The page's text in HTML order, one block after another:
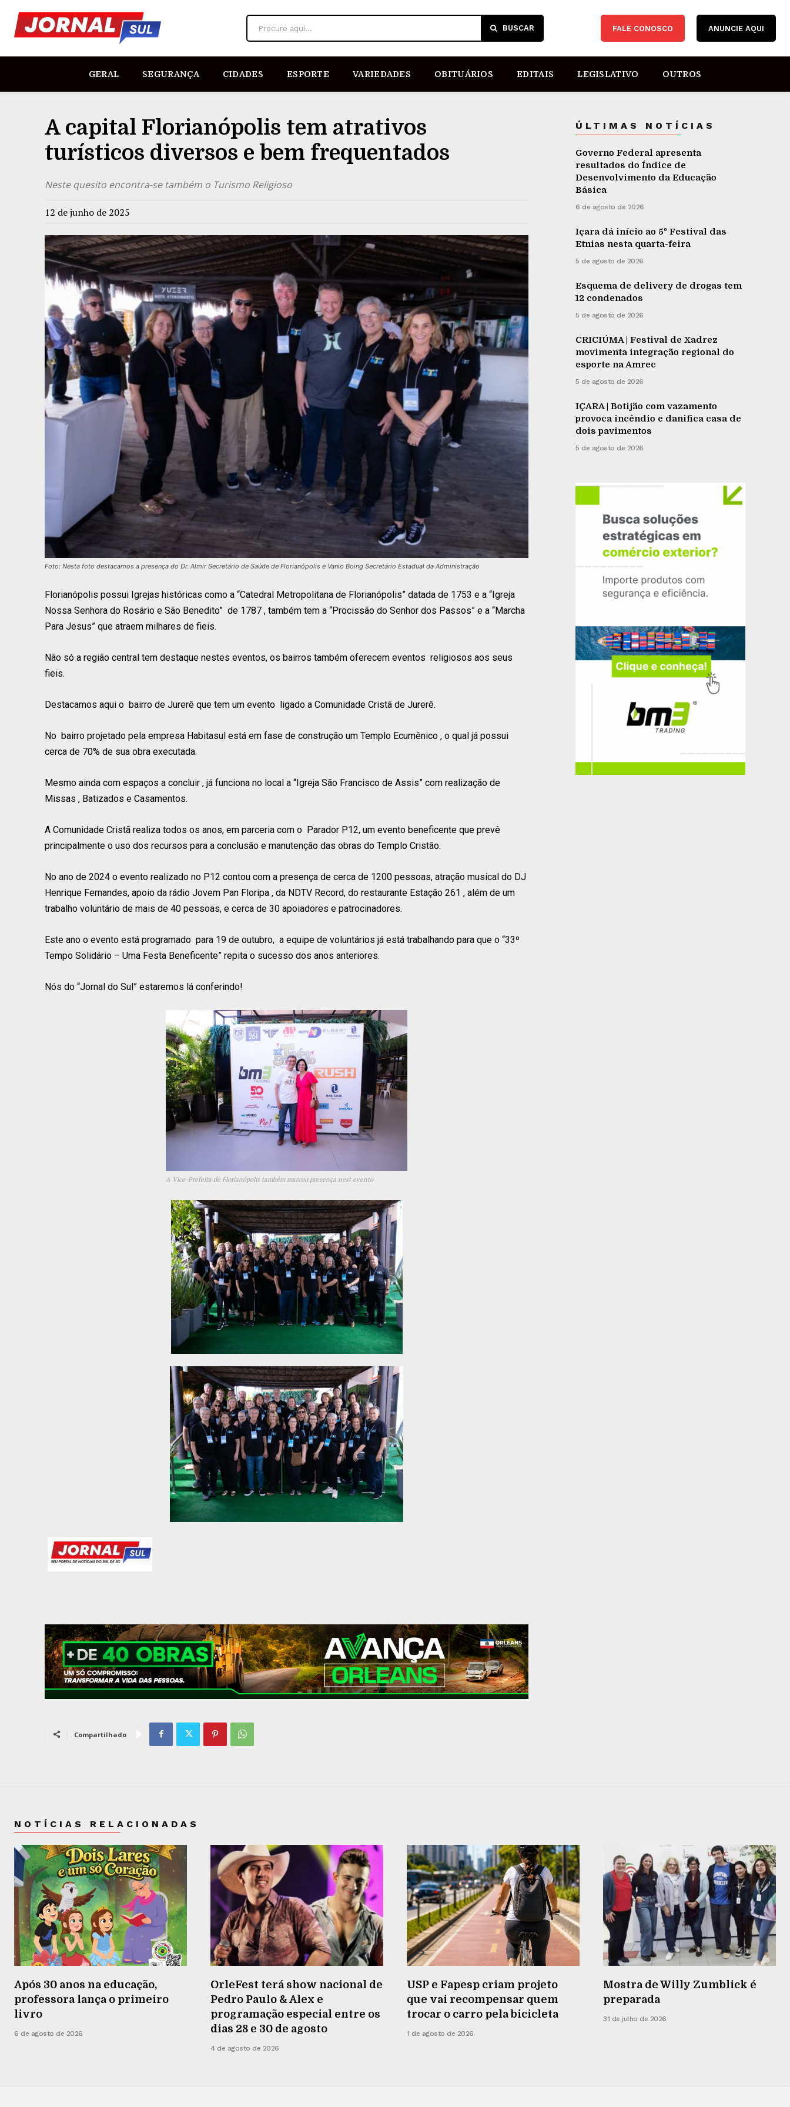
Procure aqui... BUSCAR FALE CONOSCO ANUNCIE AQUI
GERAL SEGURANÇA CIDADES ESPORTE VARIEDADES OBITUÁRIOS EDITAIS LEGISLATIVO OUTROS
A capital Florianópolis tem atrativos
turísticos diversos e bem frequentados
Neste quesito encontra-se também o Turismo Religioso
12 de junho de 2025
Foto: Nesta foto destacamos a presença do Dr. Almir Secretário de Saúde de Florianópolis e Vanio Boing Secretário Estadual da Administração
Florianópolis possui Igrejas históricas como a “Catedral Metropolitana de Florianópolis” datada de 1753 e a “Igreja
Nossa Senhora do Rosário e São Benedito” de 1787 , também tem a “Procissão do Senhor dos Passos” e a “Marcha
Para Jesus” que atraem milhares de fieis.
Não só a região central tem destaque nestes eventos, os bairros também oferecem eventos religiosos aos seus
fieis.
Destacamos aqui o bairro de Jurerê que tem um evento ligado a Comunidade Cristã de Jurerê.
No bairro projetado pela empresa Habitasul está em fase de construção um Templo Ecumênico , o qual já possui
cerca de 70% de sua obra executada.
Mesmo ainda com espaços a concluir , já funciona no local a “Igreja São Francisco de Assis” com realização de
Missas , Batizados e Casamentos.
A Comunidade Cristã realiza todos os anos, em parceria com o Parador P12, um evento beneficente que prevê
principalmente o uso dos recursos para a conclusão e manutenção das obras do Templo Cristão.
No ano de 2024 o evento realizado no P12 contou com a presença de cerca de 1200 pessoas, atração musical do DJ
Henrique Fernandes, apoio da rádio Jovem Pan Floripa , da NDTV Record, do restaurante Estação 261 , além de um
trabalho voluntário de mais de 40 pessoas, e cerca de 30 apoiadores e patrocinadores.
Este ano o evento está programado para 19 de outubro, a equipe de voluntários já está trabalhando para que o “33º
Tempo Solidário – Uma Festa Beneficente” repita o sucesso dos anos anteriores.
Nós do “Jornal do Sul” estaremos lá conferindo!
A Vice-Prefeita de Florianópolis também marcou presença nest evento
Compartilhado
ÚLTIMAS NOTÍCIAS
Governo Federal apresenta
resultados do Índice de
Desenvolvimento da Educação
Básica
6 de agosto de 2026
Içara dá início ao 5º Festival das
Etnias nesta quarta-feira
5 de agosto de 2026
Esquema de delivery de drogas tem
12 condenados
5 de agosto de 2026
CRICIÚMA | Festival de Xadrez
movimenta integração regional do
esporte na Amrec
5 de agosto de 2026
IÇARA | Botijão com vazamento
provoca incêndio e danifica casa de
dois pavimentos
5 de agosto de 2026
NOTÍCIAS RELACIONADAS
Após 30 anos na educação,
professora lança o primeiro
livro
6 de agosto de 2026
OrleFest terá show nacional de
Pedro Paulo & Alex e
programação especial entre os
dias 28 e 30 de agosto
4 de agosto de 2026
USP e Fapesp criam projeto
que vai recompensar quem
trocar o carro pela bicicleta
1 de agosto de 2026
Mostra de Willy Zumblick é
preparada
31 de julho de 2026